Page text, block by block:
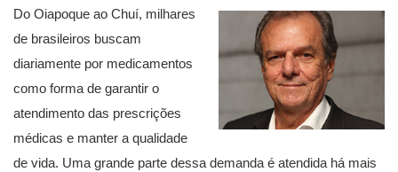
Do Oiapoque ao Chuí, milhares
de brasileiros buscam
diariamente por medicamentos
como forma de garantir o
atendimento das prescrições
médicas e manter a qualidade
de vida. Uma grande parte dessa demanda é atendida há mais